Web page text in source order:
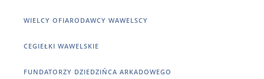
WIELCY OFIARODAWCY WAWELSCY
CEGIEŁKI WAWELSKIE
FUNDATORZY DZIEDZIŃCA ARKADOWEGO